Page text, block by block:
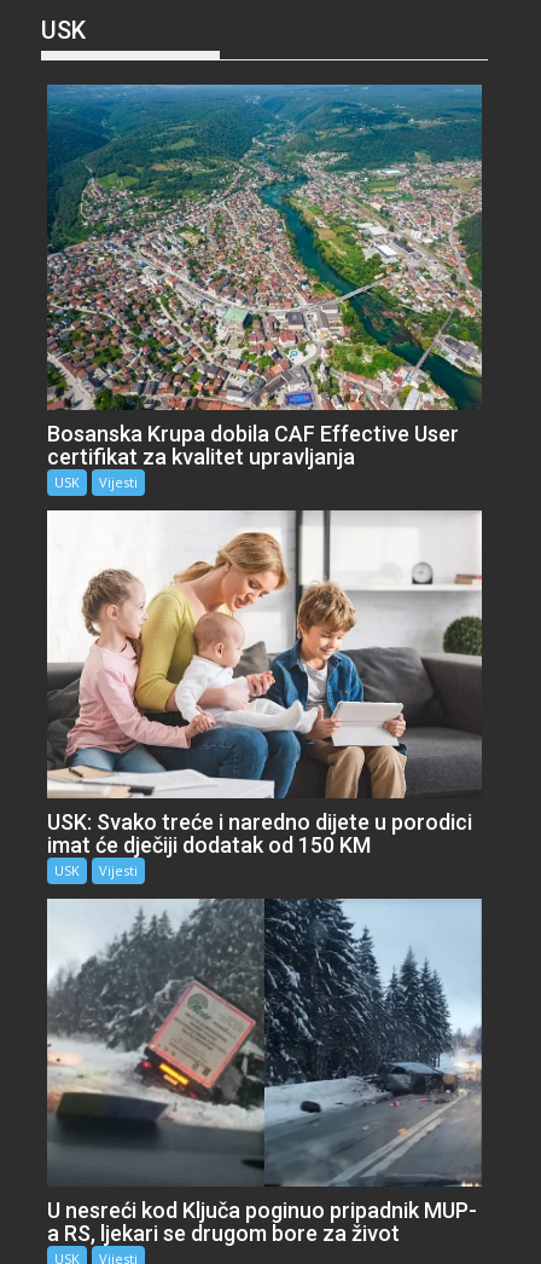
USK
Bosanska Krupa dobila CAF Effective User
certifikat za kvalitet upravljanja
USK Vijesti
USK: Svako treće i naredno dijete u porodici
imat će dječiji dodatak od 150 KM
USK Vijesti
U nesreći kod Ključa poginuo pripadnik MUP-
a RS, ljekari se drugom bore za život
USK Vijesti